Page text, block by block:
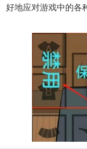
好地应对游戏中的各